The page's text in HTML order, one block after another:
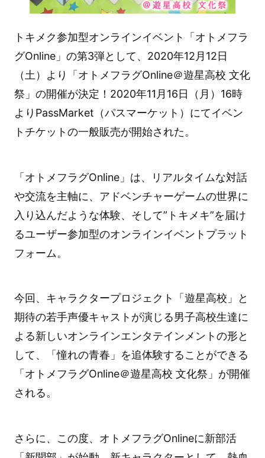
トキメク参加型オンラインイベント「オトメフラ
グOnline」の第3弾として、2020年12月12日
（土）より「オトメフラグOnline＠遊星高校 文化
祭」の開催が決定！2020年11月16日（月）16時
よりPassMarket（パスマーケット）にてイベン
トチケットの一般販売が開始された。
「オトメフラグOnline」は、リアルタイムな対話
や交流を主軸に、アドベンチャーゲームの世界に
入り込んだような体験、そして”トキメキ”を届け
るユーザー参加型のオンラインイベントプラット
フォーム。
今回、キャラクタープロジェクト「遊星高校」と
期待の若手声優キャストが演じる男子高校生達に
よる新しいオンラインエンタテインメントの形と
して、「憧れの青春」を追体験することができる
「オトメフラグOnline＠遊星高校 文化祭」が開催
される。
さらに、この度、オトメフラグOnlineに新部活